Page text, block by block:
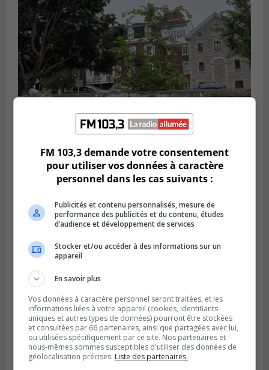
Le mur du rempart de La Prairie retrouve
sa jeunesse
SAINT-CONSTANT
Publié le 4 août 2026 à 14h02
Saint-Constant signe une nouvelle
convention pour le bien de la population
FM 103,3 demande votre consentement
pour utiliser vos données à caractère
personnel dans les cas suivants :
Publicités et contenu personnalisés, mesure de
performance des publicités et du contenu, études
d’audience et développement de services
Stocker et/ou accéder à des informations sur un
appareil
En savoir plus
Vos données à caractère personnel seront traitées, et les
informations liées à votre appareil (cookies, identifiants
uniques et autres types de données) pourront être stockées
et consultées par 66 partenaires, ainsi que partagées avec lui,
ou utilisées spécifiquement par ce site. Nos partenaires et
nous-mêmes sommes susceptibles d'utiliser des données de
géolocalisation précises. Liste des partenaires.